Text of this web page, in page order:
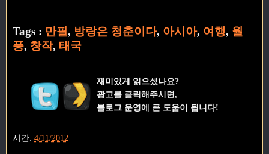
Tags : 만필, 방랑은 청춘이다, 아시아, 여행, 월
풍, 창작, 태국
재미있게 읽으셨나요?
광고를 클릭해주시면,
블로그 운영에 큰 도움이 됩니다!
시간: 4/11/2012